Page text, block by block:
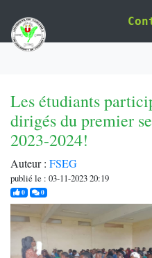
Les étudiants
dirigés du premier
2023-2024!
Auteur : FSEG
publié le : 03-11-2023 20:19
0j'aime0commentaires